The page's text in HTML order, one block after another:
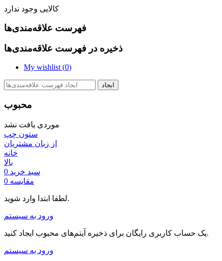
کالایی وجود ندارد
فهرست علاقه‌مندی‌ها
ذخیره در فهرست علاقه‌مندی‌ها
My wishlist (0)
ایجاد
محبوب
موردی یافت نشد
ستون چپ
از زبان مشتریان
خانه
بالا
سبد خرید 0
مقایسه 0
لطفا ابتدا وارد شوید.
ورود به سیستم
یک حساب کاربری رایگان برای ذخیره آیتم‌های محبوب ایجاد کنید.
ورود به سیستم